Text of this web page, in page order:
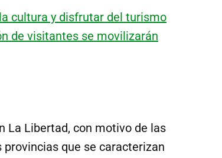
cultura y disfrutar del turismo
de visitantes se movilizarán
La Libertad, con motivo de las
que se caracterizan